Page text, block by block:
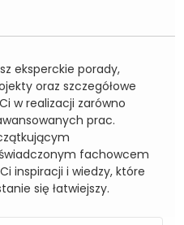
eksperckie porady,
oraz szczegółowe
w realizacji zarówno
prac.
fachowcem
inspiracji i wiedzy, które
się łatwiejszy.